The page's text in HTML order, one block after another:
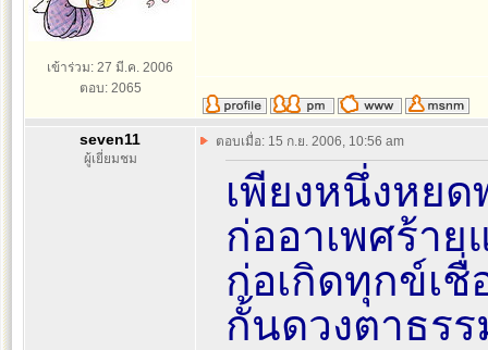
เข้าร่วม: 27 มี.ค. 2006
ตอบ: 2065
seven11
ผู้เยี่ยมชม
ตอบเมื่อ: 15 ก.ย. 2006, 10:56 am
เพียงหนึ่งหย
ก่ออาเพศร้า
ก่อเกิดทุกข์เ
กั้นดวงตาธร